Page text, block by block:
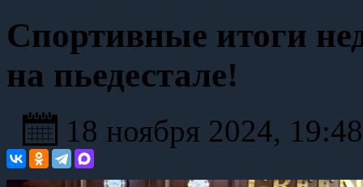
Спортивные итоги
на пьедестале!
18 ноября 2024,